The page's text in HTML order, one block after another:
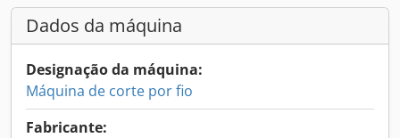
Dados da máquina
Designação da máquina:
Máquina de corte por fio
Fabricante: